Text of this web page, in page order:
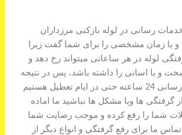
رسانی در لوله بازکنی مرزداران
و یا زمان مشخصی را برای شما گفت زیرا
لوله در هر ساعاتی میتواند رخ دهد و
و یا اسانی را داشته باشد، پس در نتیجه
ما اماده خدمات رسانی 24 ساعته حتی در ایام تعطیل هستیم
گرفتگی ها ویا مشکل ها نباشید ما اماده
شما را رفع کرده و موجب رضایت شما
ما برای رفع گرفتگی و انواع دیگر از